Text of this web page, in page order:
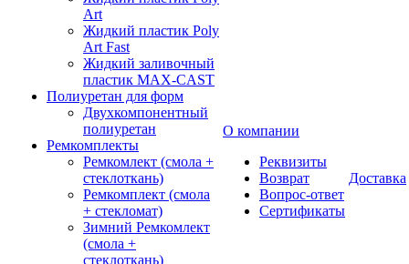
Art
Жидкий пластик Poly
Art Fast
Жидкий заливочный
пластик MAX-CAST
Полиуретан для форм
Двухкомпонентный
полиуретан
Ремкомплекты
Ремкомлект (смола +
стеклоткань)
Ремкомплект (смола
+ стекломат)
Зимний Ремкомлект
(смола +
стеклоткань)
О компании
Реквизиты
Возврат
Вопрос-ответ
Сертификаты
Доставка